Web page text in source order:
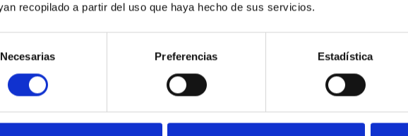
recopilado a partir del uso que haya hecho de sus servicios.
Necesarias Preferencias Estadística